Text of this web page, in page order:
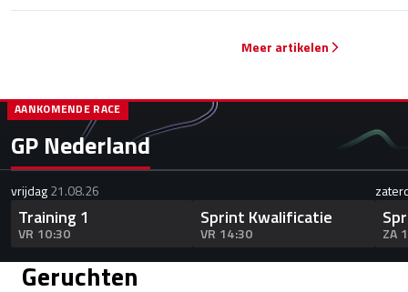
Meer artikelen
GP Nederland
AANKOMENDE RACE
vrijdag21.08.26
Training 1
VR 10:30
Sprint Kwalificatie
VR 14:30 ZA
Geruchten